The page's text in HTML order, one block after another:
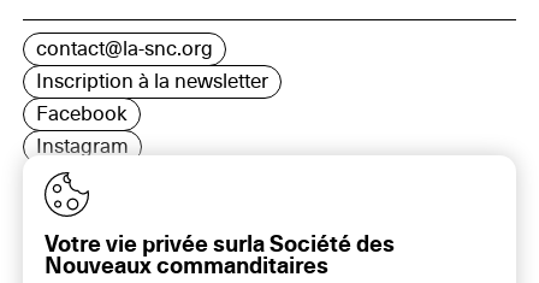
contact@la-snc.org
Inscription à la newsletter
Facebook
Instagram
LinkedIn
Votre vie privée surla Société des
Nouveaux commanditaires